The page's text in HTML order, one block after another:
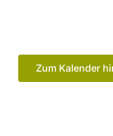
Zum Kalender